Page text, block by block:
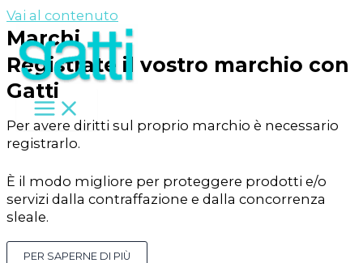
Vai al contenuto
Marchi
Registrate il vostro marchio con
Gatti
Per avere diritti sul proprio marchio è necessario
registrarlo.
È il modo migliore per proteggere prodotti e/o
servizi dalla contraffazione e dalla concorrenza
sleale.
PER SAPERNE DI PIÙ